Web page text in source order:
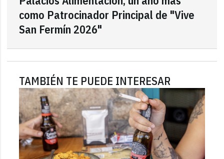
como Patrocinador Principal de "Vive
San Fermín 2026"
TAMBIÉN TE PUEDE INTERESAR